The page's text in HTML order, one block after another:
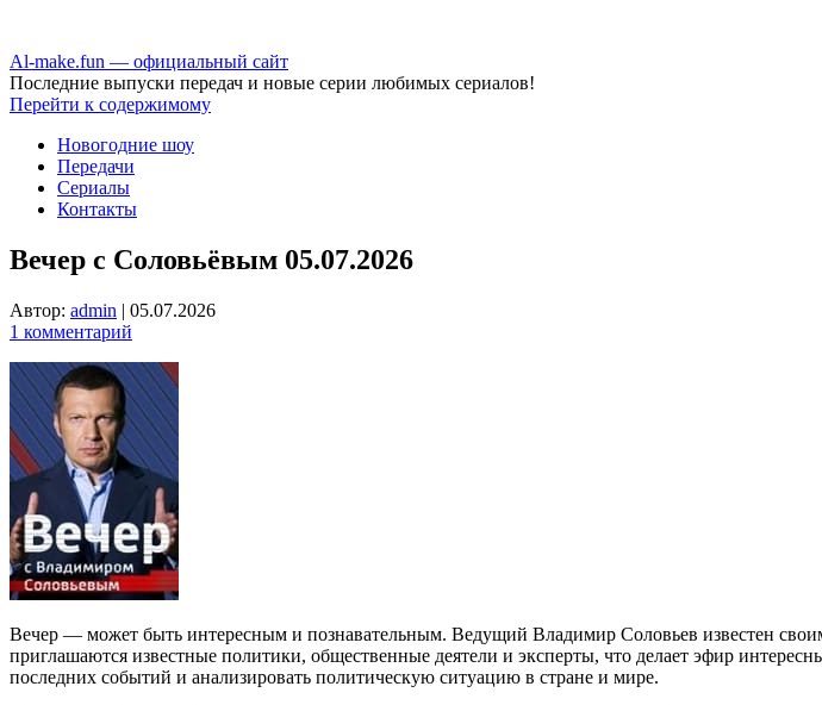
Аl-make.fun — официальный сайт
Последние выпуски передач и новые серии любимых сериалов!
Перейти к содержимому
Новогодние шоу
Передачи
Сериалы
Контакты
Вечер с Соловьёвым 05.07.2026
Автор: admin | 05.07.2026
1 комментарий
Вечер — может быть интересным и познавательным. Ведущий Владимир Соловьев известен
приглашаются известные политики, общественные деятели и эксперты, что делает эфир
последних событий и анализировать политическую ситуацию в стране и мире.